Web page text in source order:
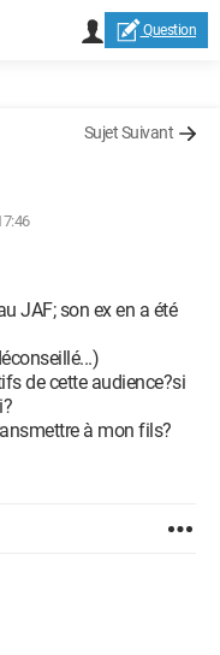
Question
Sujet Suivant
JAF; son ex en a été
de cette audience?si
à mon fils?